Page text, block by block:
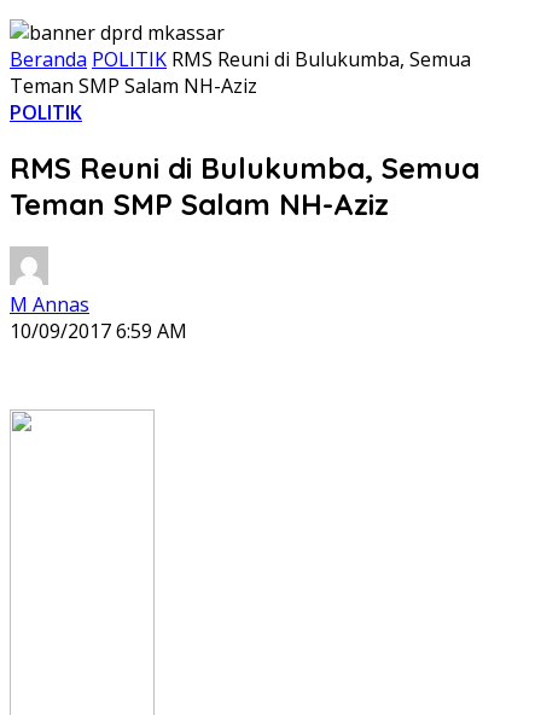
Beranda POLITIK RMS Reuni di Bulukumba, Semua
Teman SMP Salam NH-Aziz
POLITIK
RMS Reuni di Bulukumba, Semua
Teman SMP Salam NH-Aziz
M Annas
10/09/2017 6:59 AM